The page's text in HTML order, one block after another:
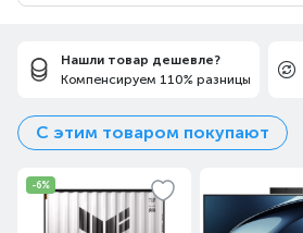
Нашли товар дешевле?
Компенсируем 110% разницы
С этим товаром покупают
-6%